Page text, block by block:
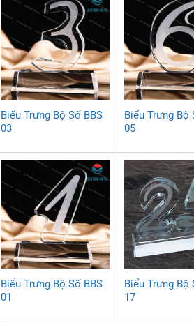
Biểu Trưng Bộ Số BBS
03
Biểu Trưng Bộ
05
Biểu Trưng Bộ Số BBS
01
Biểu Trưng Bộ
17